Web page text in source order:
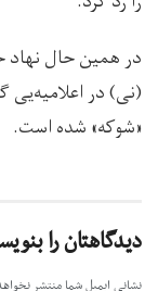
در همین حال نهاد
(نی) در اعلامیه‌یی
«شوکه» شده است.
دیدگاهتان را
نشانی ایمیل شما منتشر